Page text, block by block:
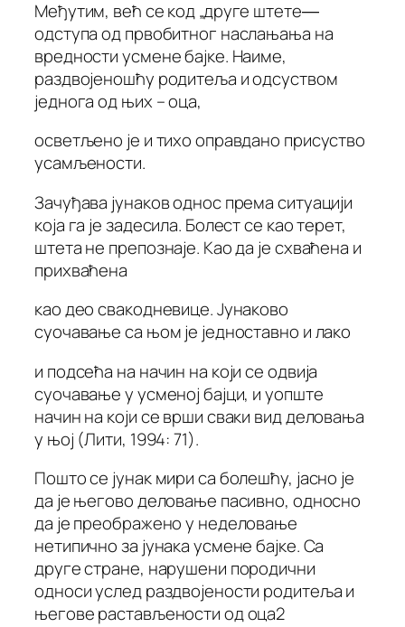
Међутим, већ се код „друге штете―
одступа од првобитног наслањања на
вредности усмене бајке. Наиме,
раздвојеношћу родитеља и одсуством
једнога од њих – оца,
осветљено је и тихо оправдано присуство
усамљености.
Зачуђава јунаков однос према ситуацији
која га је задесила. Болест се као терет,
штета не препознаје. Као да је схваћена и
прихваћена
као део свакодневице. Јунаково
суочавање са њом је једноставно и лако
и подсећа на начин на који се одвија
суочавање у усменој бајци, и уопште
начин на који се врши сваки вид деловања
у њој (Лити, 1994: 71).
Пошто се јунак мири са болешћу, јасно је
да је његово деловање пасивно, односно
да је преображено у неделовање
нетипично за јунака усмене бајке. Са
друге стране, нарушени породични
односи услед раздвојености родитеља и
његове растављености од оца2